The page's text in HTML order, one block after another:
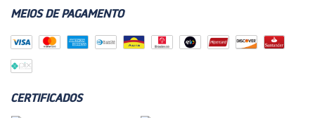
MEIOS DE PAGAMENTO
CERTIFICADOS